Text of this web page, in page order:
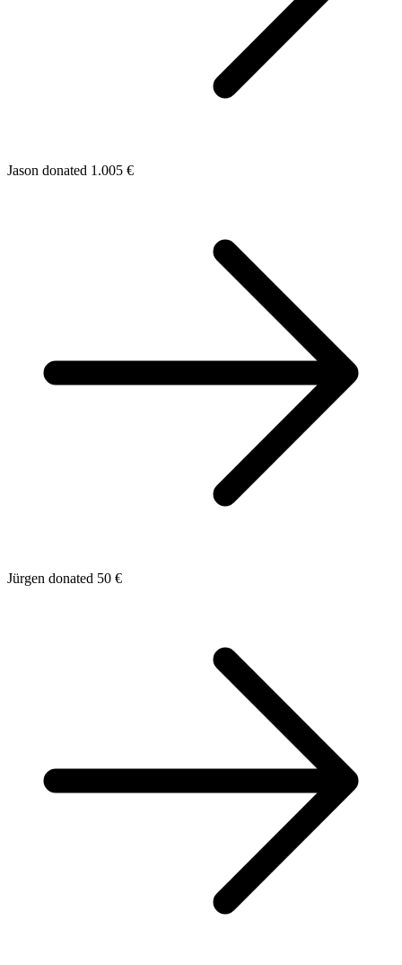
Jason donated 1.005 €
Jürgen donated 50 €